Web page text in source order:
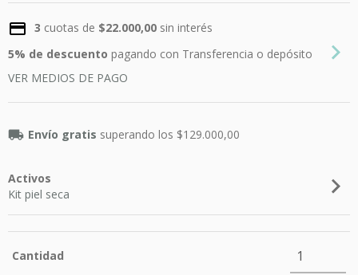
3 cuotas de $22.000,00 sin interés
5% de descuento pagando con Transferencia o depósito
VER MEDIOS DE PAGO
Envío gratis superando los $129.000,00
Activos
Kit piel seca
Cantidad